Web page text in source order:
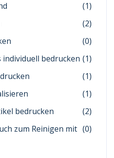
(1)
(2)
(0)
bedrucken (1)
(1)
(1)
bedrucken
(2)
zum Reinigen mit (0)